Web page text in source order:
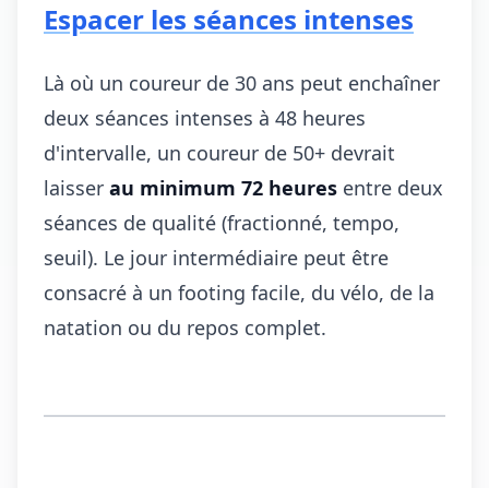
Espacer les séances intenses
Là où un coureur de 30 ans peut enchaîner
deux séances intenses à 48 heures
d'intervalle, un coureur de 50+ devrait
laisser au minimum 72 heures entre deux
séances de qualité (fractionné, tempo,
seuil). Le jour intermédiaire peut être
consacré à un footing facile, du vélo, de la
natation ou du repos complet.